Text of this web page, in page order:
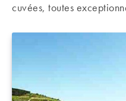
cuvées, toutes